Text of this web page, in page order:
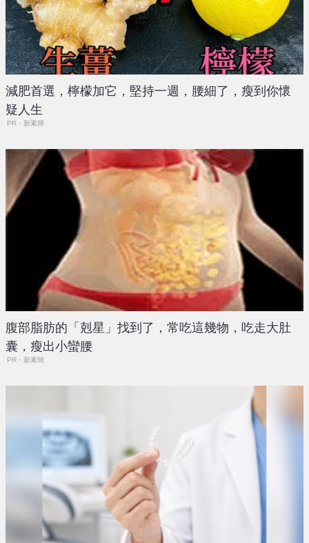
減肥首選，檸檬加它，堅持一週，腰細了，瘦到你懷
疑人生
PR・新素簡
腹部脂肪的「剋星」找到了，常吃這幾物，吃走大肚
囊，瘦出小蠻腰
PR・新素簡